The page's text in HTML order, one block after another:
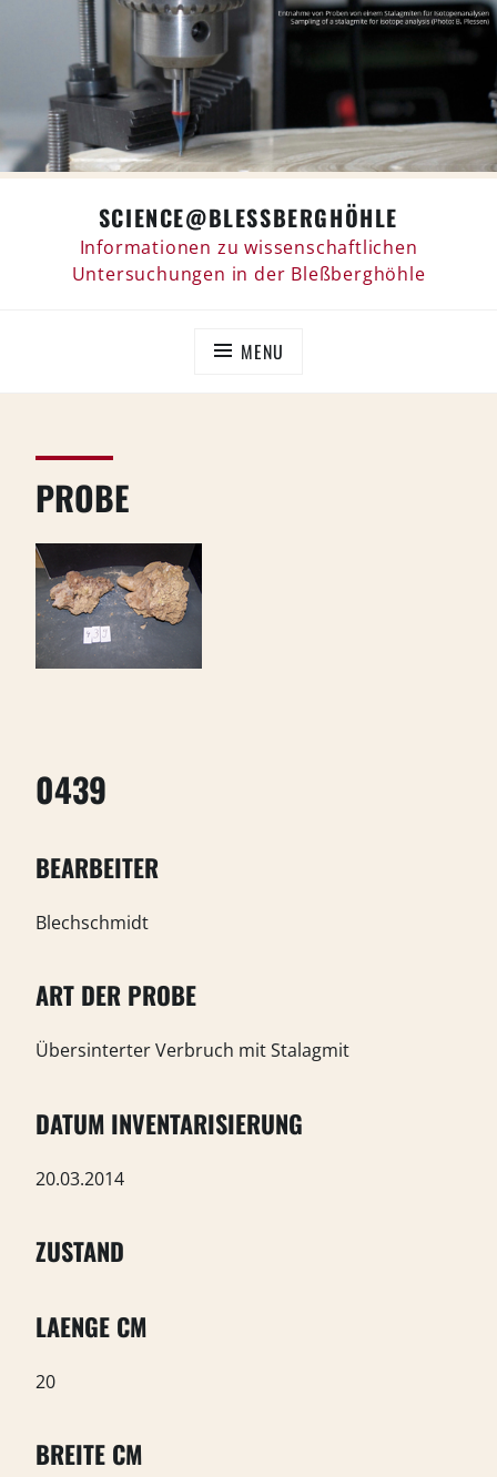
SCIENCE@BLESSBERGHÖHLE
Informationen zu wissenschaftlichen
Untersuchungen in der Bleßberghöhle
MENU
PROBE
0439
BEARBEITER
Blechschmidt
ART DER PROBE
Übersinterter Verbruch mit Stalagmit
DATUM INVENTARISIERUNG
20.03.2014
ZUSTAND
LAENGE CM
20
BREITE CM